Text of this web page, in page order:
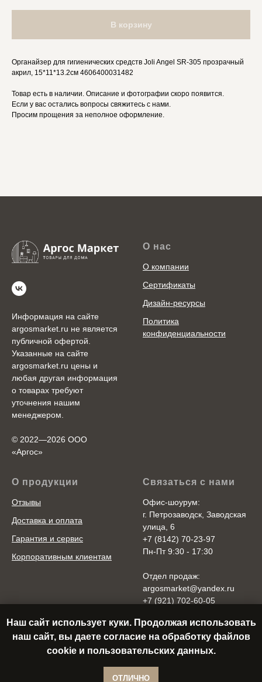
В корзину
Органайзер для гигиенических средств Joli Angel SR-305 прозрачный
акрил, 15*11*13.2см 4606400031482
Товар есть в наличии. Описание и фотографии скоро появится.
Если у вас остались вопросы свяжитесь с нами.
Просим прощения за неполное оформление.
Информация на сайте
argosmarket.ru не является
публичной офертой.
Указанные на сайте
argosmarket.ru цены и
любая другая информация
о товарах требуют
уточнения нашим
менеджером.
© 2022—2026 ООО
«Аргоc»
О нас
О компании
Сертификаты
Дизайн-ресурсы
Политика
конфиденциальности
О продукции
Отзывы
Доставка и оплата
Гарантия и сервис
Корпоративным клиентам
Связаться с нами
Офис-шоурум:
г. Петрозаводск, Заводская
улица, 6
+7 (8142) 70-23-97
Пн-Пт 9:30 - 17:30
Отдел продаж:
argosmarket@yandex.ru
+7 (921) 702-60-05
Cб-Вс 10:00 - 18:00
Наш сайт использует куки. Продолжая использовать
наш сайт, вы даете согласие на обработку файлов
cookie и пользовательских данных.
ОТЛИЧНО